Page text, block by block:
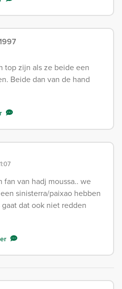
top zijn als ze beide een
Beide dan van de hand
fan van hadj moussa.. we
sinisterra/paixao hebben
dat ook niet redden